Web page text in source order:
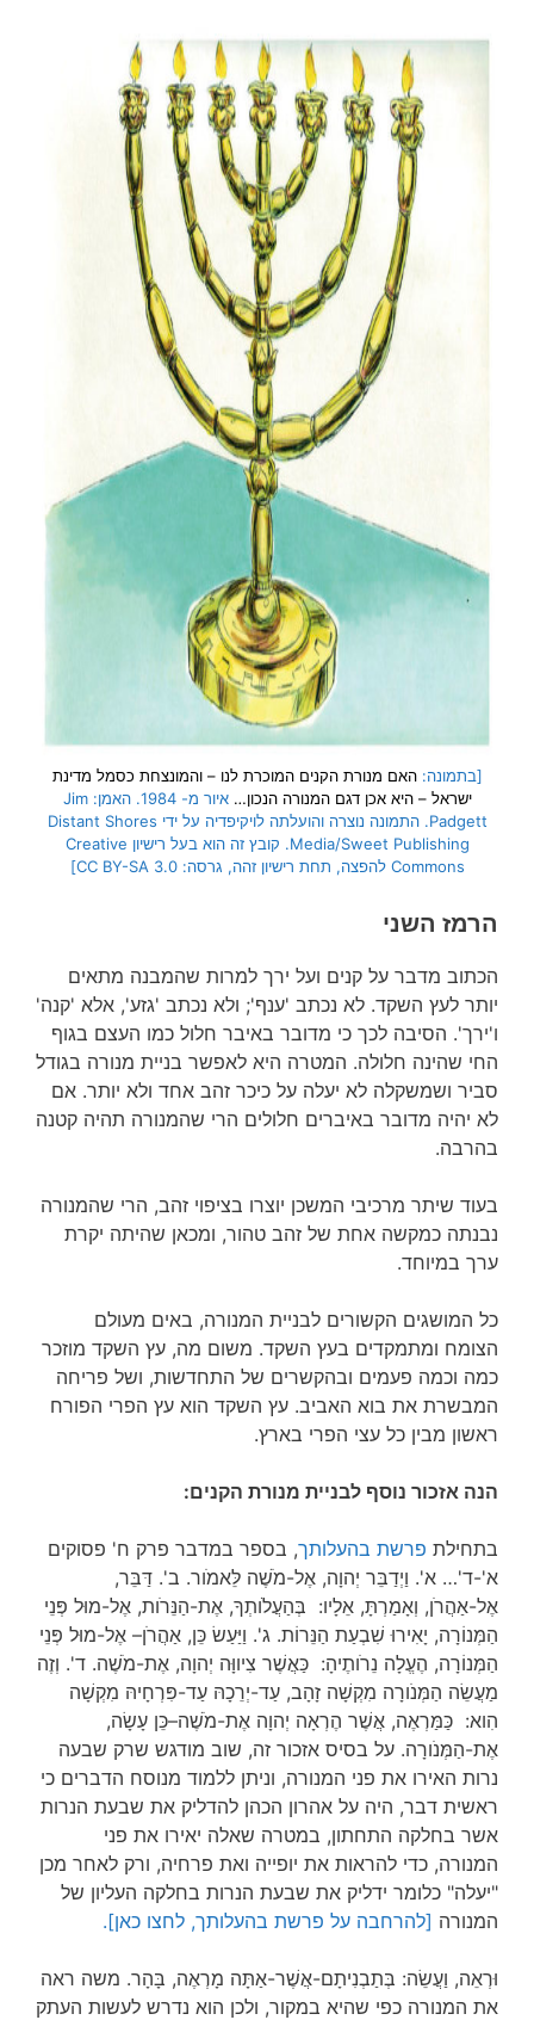
[בתמונה:האם מנורת הקנים המוכרת לנו – והמונצחת כסמל מדינת
ישראל – היא אכן דגם המנורה הנכון…
איור מ- 1984. האמן: Jim
Padgett. התמונה נוצרה והועלתה לויקיפדיה על ידי Distant Shores
Media/Sweet Publishing. קובץ זה הוא בעל רישיון Creative
Commons להפצה, תחת רישיון זהה, גרסה: CC BY-SA 3.0]
הרמז השני
הכתוב מדבר על קנים ועל ירך למרות שהמבנה מתאים
יותר לעץ השקד. לא נכתב 'ענף'; ולא נכתב 'גזע', אלא 'קנה'
ו'ירך'. הסיבה לכך כי מדובר באיבר חלול כמו העצם בגוף
החי שהינה חלולה. המטרה היא לאפשר בניית מנורה בגודל
סביר ושמשקלה לא יעלה על כיכר זהב אחד ולא יותר. אם
לא יהיה מדובר באיברים חלולים הרי שהמנורה תהיה קטנה
בהרבה.
בעוד שיתר מרכיבי המשכן יוצרו בציפוי זהב, הרי שהמנורה
נבנתה כמקשה אחת של זהב טהור, ומכאן שהיתה יקרת
ערך במיוחד.
כל המושגים הקשורים לבניית המנורה, באים מעולם
הצומח ומתמקדים בעץ השקד. משום מה, עץ השקד מוזכר
כמה וכמה פעמים ובהקשרים של התחדשות, ושל פריחה
המבשרת את בוא האביב. עץ השקד הוא עץ הפרי הפורח
ראשון מבין כל עצי הפרי בארץ.
הנה אזכור נוסף לבניית מנורת הקנים:
בתחילת פרשת בהעלותך, בספר במדבר פרק ח' פסוקים
א'-ד'… א'. וַיְדַבֵּר יְהוָה, אֶל-מֹשֶׁה לֵּאמֹור. ב'. דַּבֵּר,
אֶל-אַהֲרֹן, וְאָמַרְתָּ, אֵלָיו: בְּהַעֲלֹותְךָ, אֶת-הַנֵּרֹות, אֶל-מוּל פְּנֵי
הַמְּנוֹרָה, יָאִירוּ שִׁבְעַת הַנֵּרוֹת. ג'. וַיַּעַשׂ כֵּן, אַהֲרֹן– אֶל-מוּל פְּנֵי
הַמְּנוֹרָה, הֶעֱלָה נֵרֹותֶיהָ: כַּאֲשֶׁר צִיווָּה יְהוָה, אֶת-מֹשֶׁה. ד'. וְזֶה
מַעֲשֵׂה הַמְּנֹורָה מִקְשָׁה זָהָב, עַד-יְרֵכָהּ עַד-פִּרְחָיהּ מִקְשָׁה
הִוא: כַּמַּרְאֶה, אֲשֶׁר הֶרְאָה יְהוָה אֶת-מֹשֶׁה–כֵּן עָשָׂה,
אֶת-הַמְּנֹורָה. על בסיס אזכור זה, שוב מודגש שרק שבעה
נרות האירו את פני המנורה, וניתן ללמוד מנוסח הדברים כי
ראשית דבר, היה על אהרון הכהן להדליק את שבעת הנרות
אשר בחלקה התחתון, במטרה שאלה יאירו את פני
המנורה, כדי להראות את יופייה ואת פרחיה, ורק לאחר מכן
"יעלה" כלומר ידליק את שבעת הנרות בחלקה העליון של
המנורה [להרחבה על פרשת בהעלותך, לחצו כאן].
וּרְאֵה, וַעֲשֵׂה: בְּתַבְנִיתָם-אֲשֶׁר-אַתָּה מָרְאֶה, בָּהָר. משה ראה
את המנורה כפי שהיא במקור, ולכן הוא נדרש לעשות העתק